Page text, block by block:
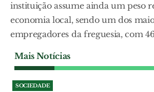
instituição assume ainda um peso
economia local, sendo um dos
empregadores da freguesia, com
Mais Notícias
SOCIEDADE